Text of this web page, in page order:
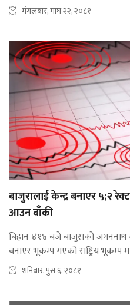
मंगलबार, माघ २२, २०८१
बाजुरालाई केन्द्र बनाएर ५;२
आउन बाँकी
बिहान ४ः१४ बजे बाजुराको जगननाथ
बनाएर भूकम्प गएको राष्ट्रिय भूकम्प
शनिबार, पुस ६, २०८१